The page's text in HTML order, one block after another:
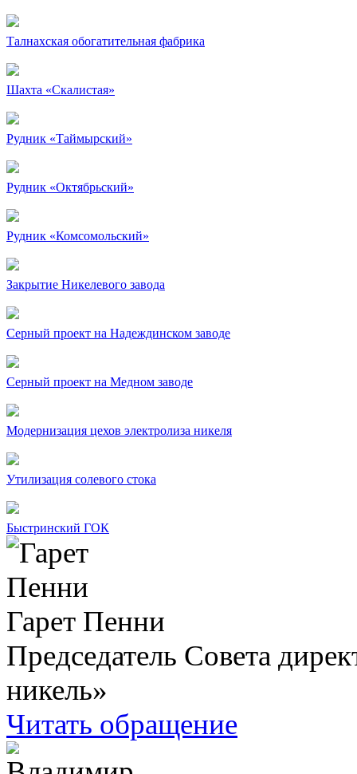
Талнахская обогатительная фабрика
Шахта «Скалистая»
Рудник «Таймырский»
Рудник «Октябрьский»
Рудник «Комсомольский»
Закрытие Никелевого завода
Серный проект на Надеждинском заводе
Серный проект на Медном заводе
Модернизация цехов электролиза никеля
Утилизация солевого стока
Быстринский ГОК
Гарет Пенни
Председатель Совета
никель»
Читать обращение